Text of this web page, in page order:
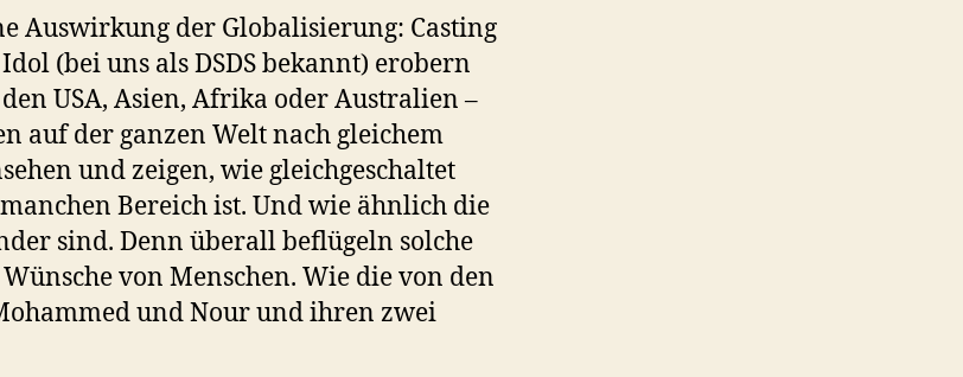
Auswirkung der Globalisierung: Casting
(bei uns als DSDS bekannt) erobern
USA, Asien, Afrika oder Australien –
auf der ganzen Welt nach gleichem
und zeigen, wie gleichgeschaltet
Bereich ist. Und wie ähnlich die
sind. Denn überall beflügeln solche
von Menschen. Wie die von den
und Nour und ihren zwei